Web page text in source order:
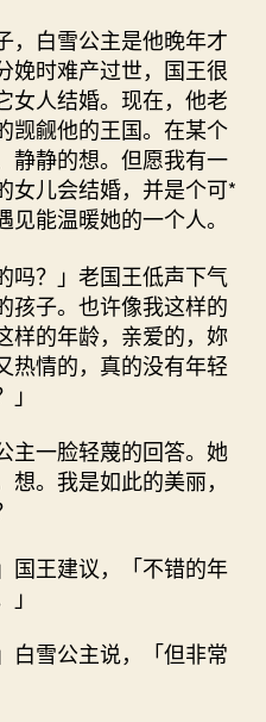
，白雪公主是他晚年才
娩时难产过世，国王很
女人结婚。现在，他老
觊觎他的王国。在某个
静静的想。但愿我有一
儿会结婚，并是个可*
能温暖她的一个人。
吗？」老国王低声下气
孩子。也许像我这样的
样的年龄，亲爱的，妳
热情的，真的没有年轻
主一脸轻蔑的回答。她
。我是如此的美丽，
国王建议，「不错的年
白雪公主说，「但非常